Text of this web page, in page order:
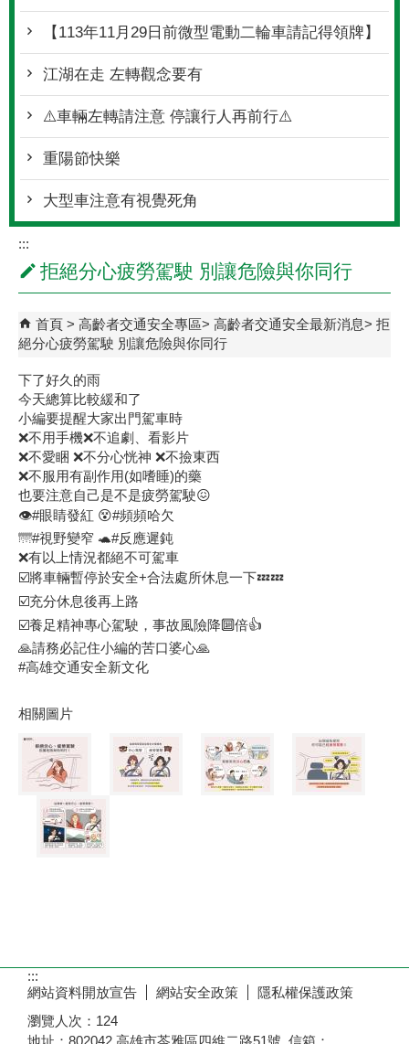
【113年11月29日前微型電動二輪車請記得領牌】
江湖在走 左轉觀念要有
⚠️車輛左轉請注意 停讓行人再前行⚠️
重陽節快樂
大型車注意有視覺死角
:::
拒絕分心疲勞駕駛 別讓危險與你同行
首頁 高齡者交通安全專區 高齡者交通安全最新消息
拒
絕分心疲勞駕駛 別讓危險與你同行
下了好久的雨
今天總算比較緩和了
小編要提醒大家出門駕車時
❌不用手機❌不追劇、看影片
❌不愛睏 ❌不分心恍神 ❌不撿東西
❌不服用有副作用(如嗜睡)的藥
也要注意自己是不是疲勞駕駛😖
👁#眼睛發紅 😵#頻頻哈欠
🌁#視野變窄 🐢#反應遲鈍
❌有以上情況都絕不可駕車
☑️將車輛暫停於安全+合法處所休息一下💤💤
☑️充分休息後再上路
☑️養足精神專心駕駛，事故風險降🔟倍👍
🙏請務必記住小編的苦口婆心🙏
#高雄交通安全新文化
相關圖片
:::
網站資料開放宣告
網站安全政策
隱私權保護政策
瀏覽人次： 124